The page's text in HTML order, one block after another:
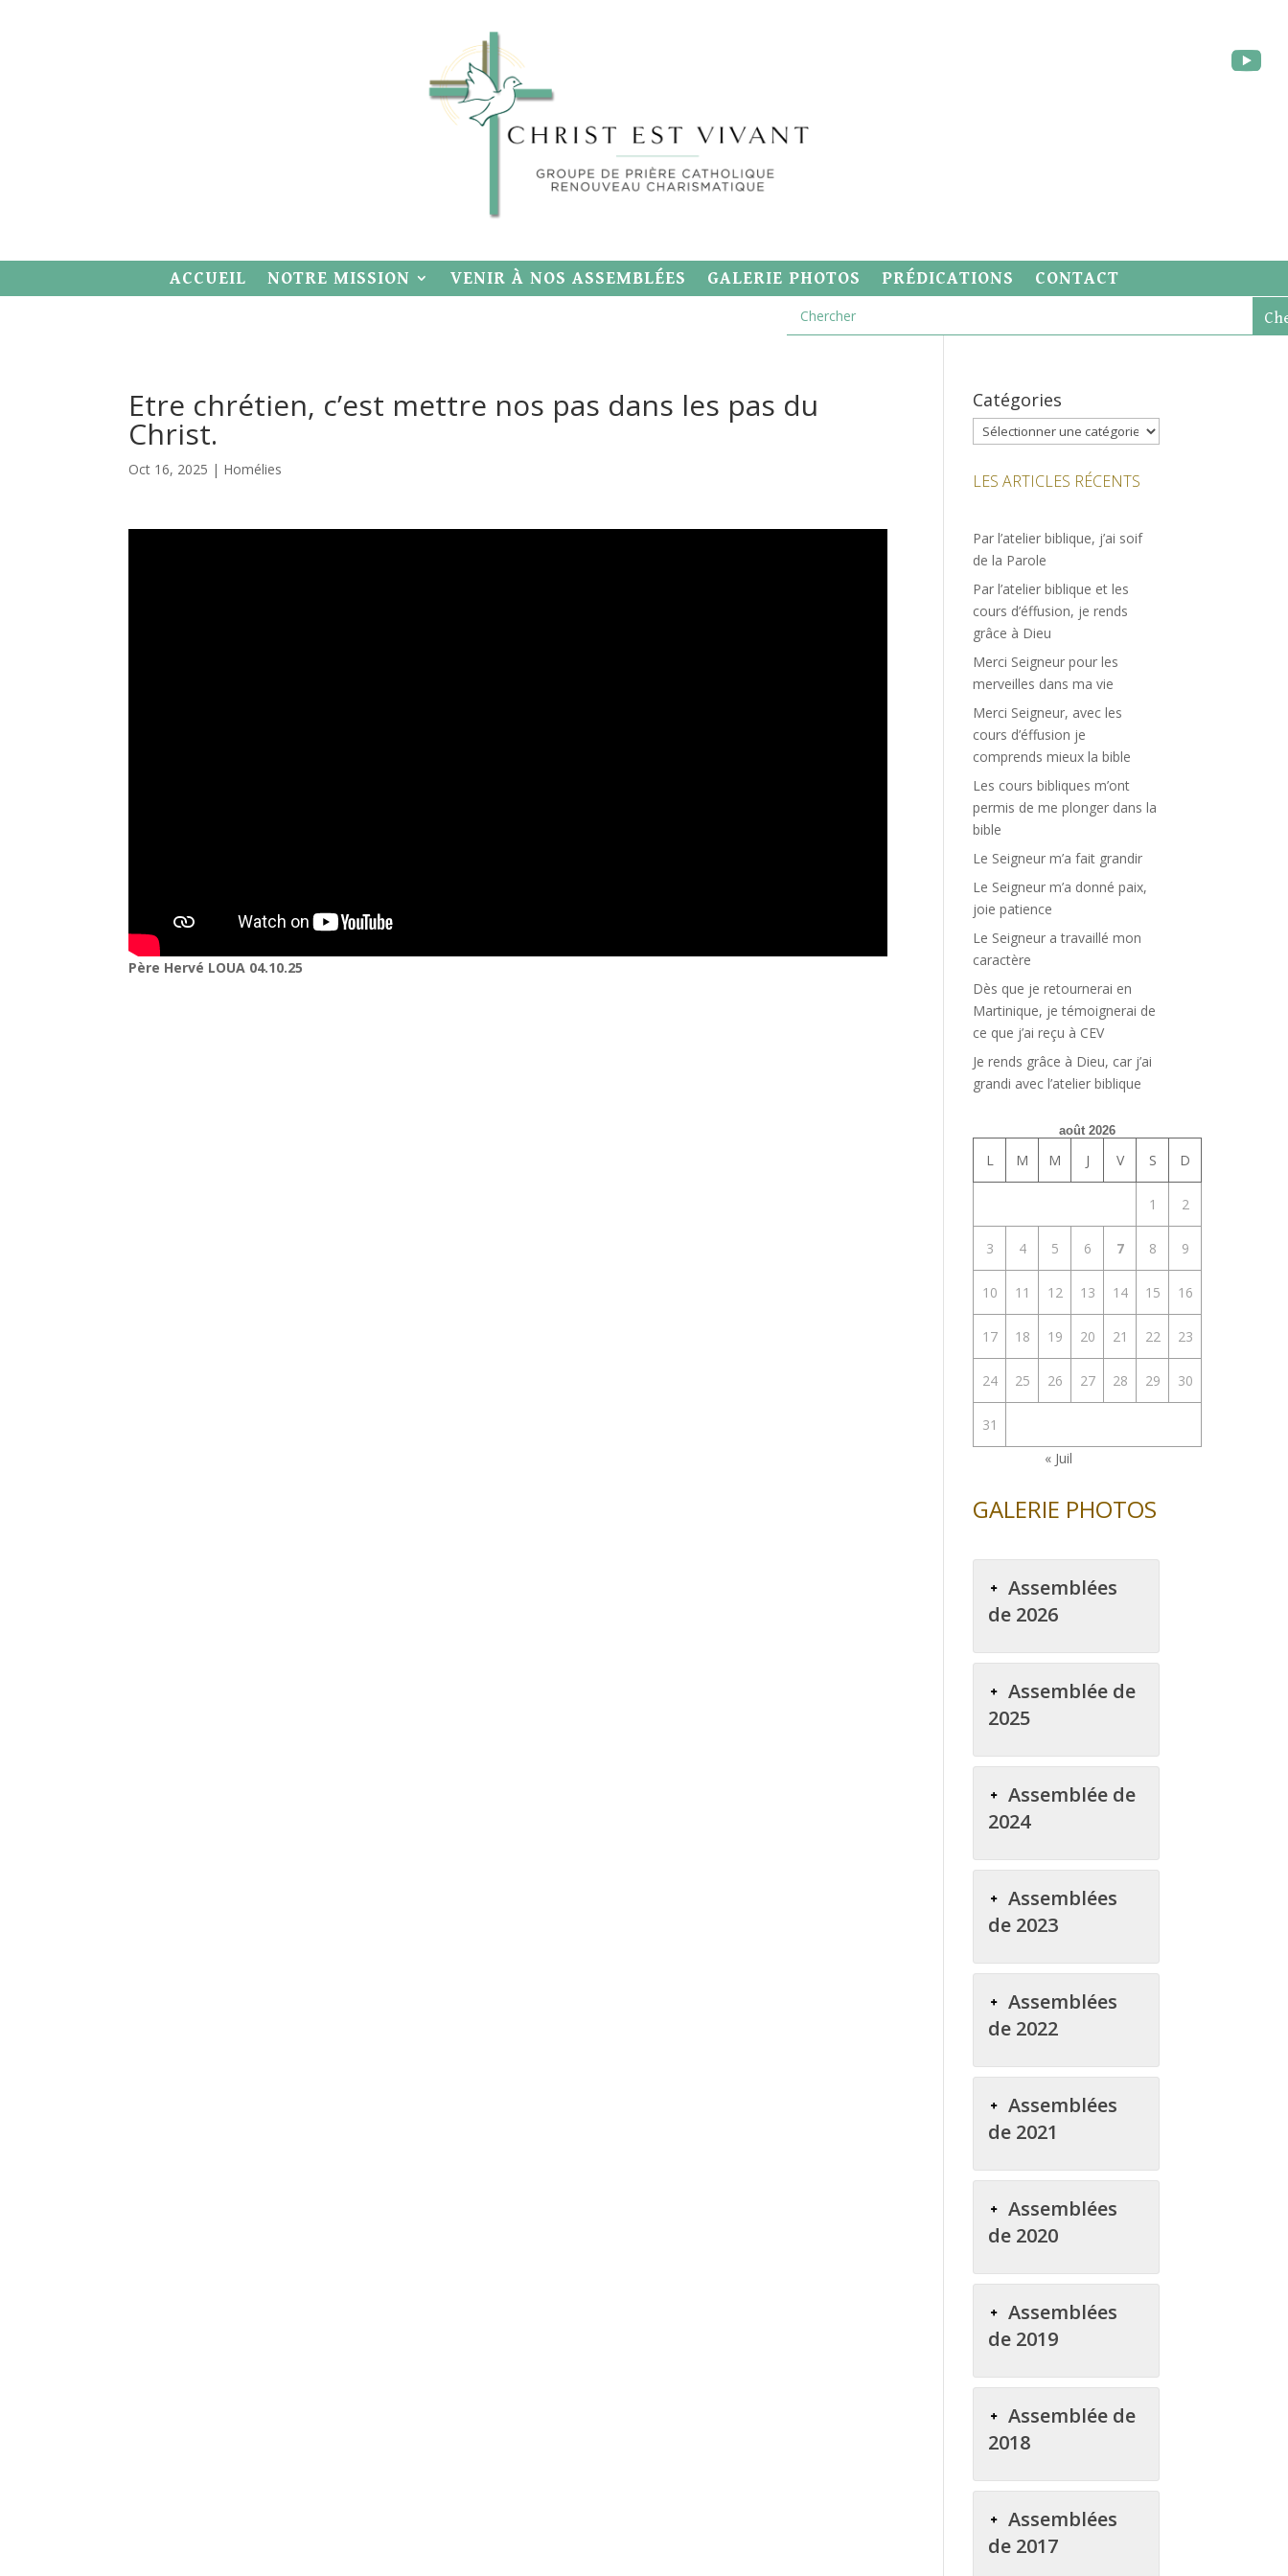
ACCUEIL NOTRE MISSION VENIR À NOS ASSEMBLÉES GALERIE PHOTOS PRÉDICATIONS CONTACT
Etre chrétien, c’est mettre nos pas dans les pas du
Christ.
Oct 16, 2025 | Homélies
Père Hervé LOUA 04.10.25
Catégories
Catégories
LES ARTICLES RÉCENTS
Par l’atelier biblique, j’ai soif
de la Parole
Par l’atelier biblique et les
cours d’éffusion, je rends
grâce à Dieu
Merci Seigneur pour les
merveilles dans ma vie
Merci Seigneur, avec les
cours d’éffusion je
comprends mieux la bible
Les cours bibliques m’ont
permis de me plonger dans la
bible
Le Seigneur m’a fait grandir
Le Seigneur m’a donné paix,
joie patience
Le Seigneur a travaillé mon
caractère
Dès que je retournerai en
Martinique, je témoignerai de
ce que j’ai reçu à CEV
Je rends grâce à Dieu, car j’ai
grandi avec l’atelier biblique
août 2026
L M M J V S D
1 2
3 4 5 6 7 8 9
10 11 12 13 14 15 16
17 18 19 20 21 22 23
24 25 26 27 28 29 30
31
« Juil
GALERIE PHOTOS
Assemblées
de 2026
Assemblée de
2025
Assemblée de
2024
Assemblées
de 2023
Assemblées
de 2022
Assemblées
de 2021
Assemblées
de 2020
Assemblées
de 2019
Assemblée de
2018
Assemblées
de 2017